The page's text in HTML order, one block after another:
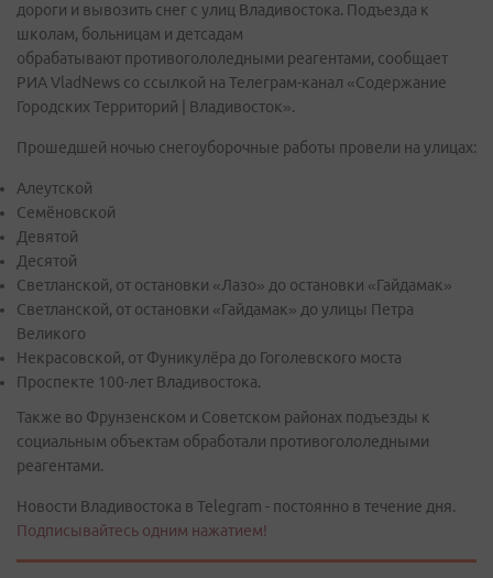
дороги и вывозить снег с улиц Владивостока. Подъезда к
школам, больницам и детсадам
обрабатывают противогололедными реагентами, сообщает
РИА VladNews со ссылкой на Телеграм-канал «Содержание
Городских Территорий | Владивосток».
Прошедшей ночью снегоуборочные работы провели на улицах:
Алеутской
Семёновской
Девятой
Десятой
Светланской, от остановки «Лазо» до остановки «Гайдамак»
Светланской, от остановки «Гайдамак» до улицы Петра
Великого
Некрасовской, от Фуникулёра до Гоголевского моста
Проспекте 100-лет Владивостока.
Также во Фрунзенском и Советском районах подъезды к
социальным объектам обработали противогололедными
реагентами.
Новости Владивостока в Telegram - постоянно в течение дня.
Подписывайтесь одним нажатием!